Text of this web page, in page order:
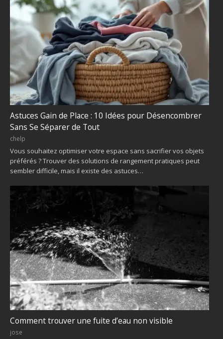
Astuces Gain de Place : 10 Idées pour Désencombrer
Sans Se Séparer de Tout
chelp
Vous souhaitez optimiser votre espace sans sacrifier vos objets
préférés ? Trouver des solutions de rangement pratiques peut
sembler difficile, mais il existe des astuces…
Comment trouver une fuite d’eau non visible
jose